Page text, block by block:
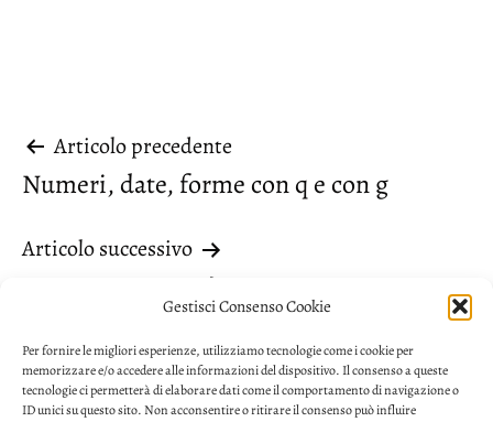
Gestisci Consenso Cookie
Per fornire le migliori esperienze, utilizziamo tecnologie come i cookie per
memorizzare e/o accedere alle informazioni del dispositivo. Il consenso a queste
tecnologie ci permetterà di elaborare dati come il comportamento di navigazione o
ID unici su questo sito. Non acconsentire o ritirare il consenso può influire
Navigazione
articoli
Articolo precedente
Numeri, date, forme con q e con g
Articolo successivo
autore o curatore?